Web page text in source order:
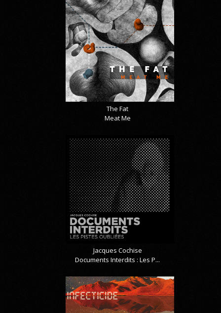
The Fat
Meat Me
Jacques Cochise
Documents Interdits : Les P...